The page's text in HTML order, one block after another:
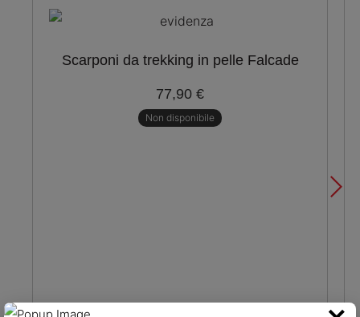
Scarponi da trekking in pelle Falcade
77,90 €
Non disponibile